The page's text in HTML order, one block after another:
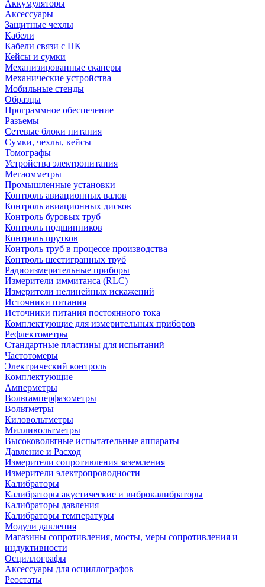
Аккумуляторы
Аксессуары
Защитные чехлы
Кабели
Кабели связи с ПК
Кейсы и сумки
Механизированные сканеры
Механические устройства
Мобильные стенды
Образцы
Программное обеспечение
Разъемы
Сетевые блоки питания
Сумки, чехлы, кейсы
Томографы
Устройства электропитания
Мегаомметры
Промышленные установки
Контроль авиационных валов
Контроль авиационных дисков
Контроль буровых труб
Контроль подшипников
Контроль прутков
Контроль труб в процессе производства
Контроль шестигранных труб
Радиоизмерительные приборы
Измерители иммитанса (RLC)
Измерители нелинейных искажений
Источники питания
Источники питания постоянного тока
Комплектующие для измерительных приборов
Рефлектометры
Стандартные пластины для испытаний
Частотомеры
Электрический контроль
Комплектующие
Амперметры
Вольтамперфазометры
Вольтметры
Киловольтметры
Милливольтметры
Высоковольтные испытательные аппараты
Давление и Расход
Измерители сопротивления заземления
Измерители электропроводности
Калибраторы
Калибраторы акустические и виброкалибраторы
Калибраторы давления
Калибраторы температуры
Модули давления
Магазины сопротивления, мосты, меры сопротивления и
индуктивности
Осциллографы
Аксессуары для осциллографов
Реостаты